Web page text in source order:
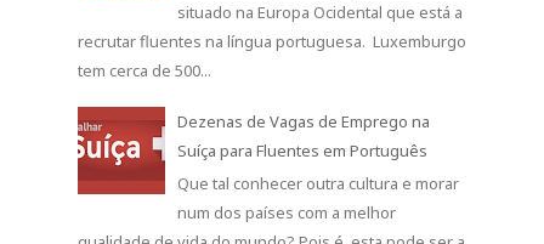
situado na Europa Ocidental que está a
recrutar fluentes na língua portuguesa. Luxemburgo
tem cerca de 500...
Dezenas de Vagas de Emprego na
Suíça para Fluentes em Português
Que tal conhecer outra cultura e morar
num dos países com a melhor